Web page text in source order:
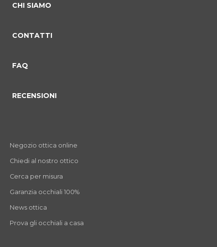
CHI SIAMO
CONTATTI
FAQ
RECENSIONI
Negozio ottica online
Chiedi al nostro ottico
Cerca per misura
Garanzia occhiali 100%
News ottica
Prova gli occhiali a casa